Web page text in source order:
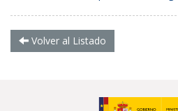
Volver al Listado